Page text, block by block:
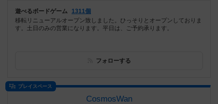
遊べるボードゲーム
1311個
移転リニューアルオープン致しました。ひっそりとオープンしておりま
す。土日のみの営業になります。平日は、ご予約承ります。
フォローする
プレイスペース
CosmosWan